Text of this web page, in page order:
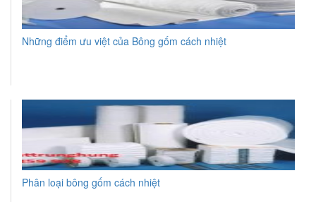
Những điểm ưu việt của Bông gốm cách nhiệt
Phân loại bông gốm cách nhiệt